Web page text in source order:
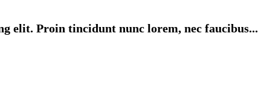
elit. Proin tincidunt nunc lorem, nec faucibus...